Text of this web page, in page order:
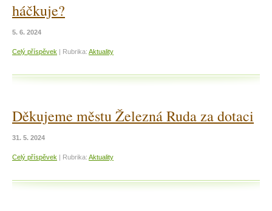
háčkuje?
5. 6. 2024
Celý příspěvek | Rubrika: Aktuality
Děkujeme městu Železná Ruda za dotaci
31. 5. 2024
Celý příspěvek | Rubrika: Aktuality